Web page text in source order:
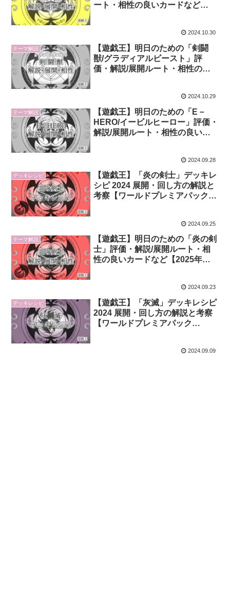
ート・相性の良いカードなど
2024.10.30
テーマ解説
【遊戯王】明日のための「剣闘
獣/グラディアルビースト」評
価・解説/展開ルート・相性の良
2024.10.29
テーマ解説
【遊戯王】明日のための「E－
HERO/イービルヒーロー」評価・
解説/展開ルート・相性の良いカ
2024.09.28
デッキレシピ
【遊戯王】「炎の剣士」デッキレ
シピ 2024 展開・回し方の解説と
考察【ワールドプレミアパック
2024.09.25
テーマ解説
【遊戯王】明日のための「炎の剣
士」評価・解説/展開ルート・相
性の良いカードなど【2025年
2024.09.23
デッキレシピ
【遊戯王】「灰滅」デッキレシピ
2024 展開・回し方の解説と考察
【ワールドプレミアパック
2024.09.09